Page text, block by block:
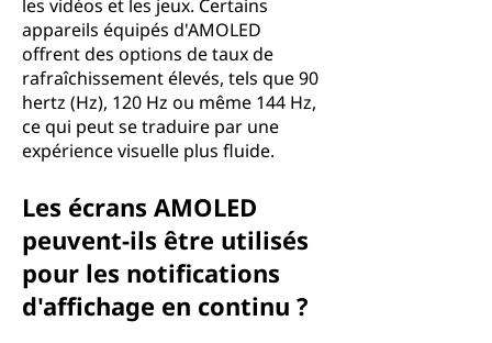
les vidéos et les jeux. Certains
appareils équipés d'AMOLED
offrent des options de taux de
rafraîchissement élevés, tels que 90
hertz (Hz), 120 Hz ou même 144 Hz,
ce qui peut se traduire par une
expérience visuelle plus fluide.
Les écrans AMOLED
peuvent-ils être utilisés
pour les notifications
d'affichage en continu ?